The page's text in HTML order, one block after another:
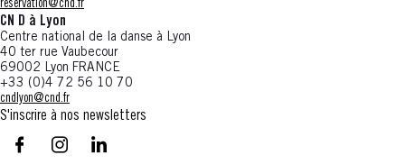
reservation@cnd.fr
CN D à Lyon
Centre national de la danse à Lyon
40 ter rue Vaubecour
69002 Lyon FRANCE
+33 (0)4 72 56 10 70
cndlyon@cnd.fr
S'inscrire à nos newsletters
facebook - CN D - Nouvelle fenêtre
instagram - CN D - Nouvelle fenêtre
LinkedIn - CN D - Nouvelle fenêtre